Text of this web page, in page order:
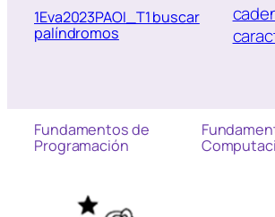
1Eva2023PAOI_T1 buscar
palíndromos
Fundamentos de
Programación